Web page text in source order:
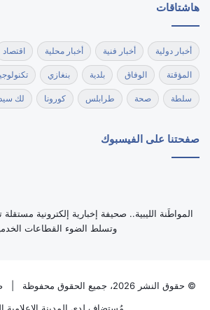
هاشتاقات
أخبار دولية أخبار فنية أخبار محلية اقتصاد
المؤقتة الوفاق بلدية بنغازي
سلطة صحة طرابلس كورونا لك
صفحتنا على الفيسبوك
‏المواطَنة الليبية.. صحيفة إخبارية إلكترونية
وتسلط الضوء القطاعات
© حقوق النشر 2026، جميع الحقوق محفوظة |